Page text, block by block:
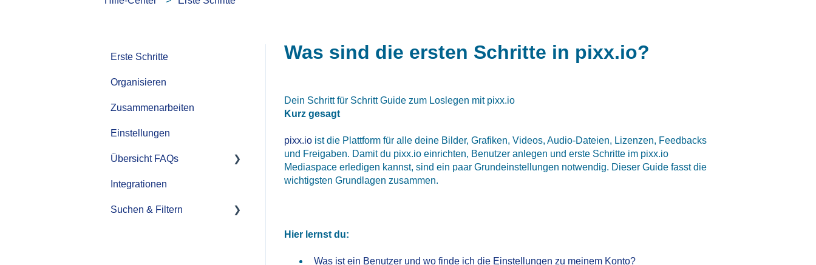
Was sind die ersten Schritte in pixx.io?
Dein Schritt für Schritt Guide zum Loslegen mit pixx.io
Kurz gesagt
pixx.ioist die Plattform für alle deine Bilder, Grafiken, Videos, Audio-Dateien, Lizenzen, Feedbacks
und Freigaben. Damit du pixx.io einrichten, Benutzer anlegen und erste Schritte im pixx.io
Mediaspace erledigen kannst, sind ein paar Grundeinstellungen notwendig. Dieser Guide fasst die
wichtigsten Grundlagen zusammen.
Hier lernst du:
Was ist ein Benutzer und wo finde ich die Einstellungen zu meinem Konto?
Erste Schritte
Organisieren
Zusammenarbeiten
Einstellungen
Übersicht FAQs
FAQ Rechte & Rollen
Upload
Integrationen
Suchen & Filtern